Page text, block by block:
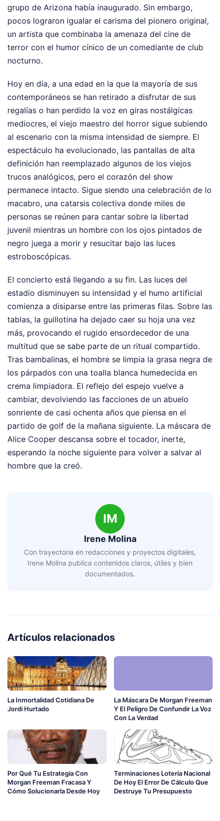
grupo de Arizona había inaugurado. Sin embargo,
pocos lograron igualar el carisma del pionero original,
un artista que combinaba la amenaza del cine de
terror con el humor cínico de un comediante de club
nocturno.
Hoy en día, a una edad en la que la mayoría de sus
contemporáneos se han retirado a disfrutar de sus
regalías o han perdido la voz en giras nostálgicas
mediocres, el viejo maestro del horror sigue subiendo
al escenario con la misma intensidad de siempre. El
espectáculo ha evolucionado, las pantallas de alta
definición han reemplazado algunos de los viejos
trucos analógicos, pero el corazón del show
permanece intacto. Sigue siendo una celebración de lo
macabro, una catarsis colectiva donde miles de
personas se reúnen para cantar sobre la libertad
juvenil mientras un hombre con los ojos pintados de
negro juega a morir y resucitar bajo las luces
estroboscópicas.
El concierto está llegando a su fin. Las luces del
estadio disminuyen su intensidad y el humo artificial
comienza a disiparse entre las primeras filas. Sobre las
tablas, la guillotina ha dejado caer su hoja una vez
más, provocando el rugido ensordecedor de una
multitud que se sabe parte de un ritual compartido.
Tras bambalinas, el hombre se limpia la grasa negra de
los párpados con una toalla blanca humedecida en
crema limpiadora. El reflejo del espejo vuelve a
cambiar, devolviendo las facciones de un abuelo
sonriente de casi ochenta años que piensa en el
partido de golf de la mañana siguiente. La máscara de
Alice Cooper descansa sobre el tocador, inerte,
esperando la noche siguiente para volver a salvar al
hombre que la creó.
IM
Irene Molina
Con trayectoria en redacciones y proyectos digitales,
Irene Molina publica contenidos claros, útiles y bien
documentados.
Artículos relacionados
La Inmortalidad Cotidiana De
Jordi Hurtado
La Máscara De Morgan Freeman
Y El Peligro De Confundir La Voz
Con La Verdad
Por Qué Tu Estrategia Con
Morgan Freeman Fracasa Y
Cómo Solucionarla Desde Hoy
Terminaciones Lotería Nacional
De Hoy El Error De Cálculo Que
Destruye Tu Presupuesto